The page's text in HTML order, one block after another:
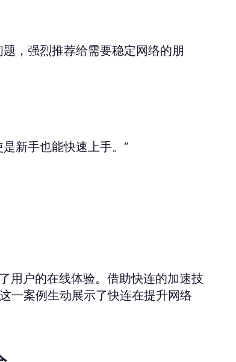
，强烈推荐给需要稳定网络的朋
新手也能快速上手。”
用户的在线体验。借助快连的加速技
一案例生动展示了快连在提升网络